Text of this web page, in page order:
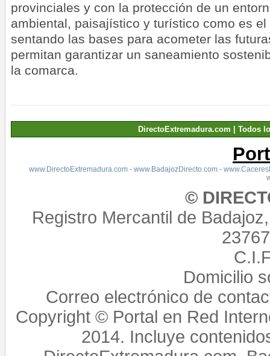
provinciales y con la protección de un
ambiental, paisajístico y turístico como es el
sentando las bases para acometer las
permitan garantizar un saneamiento
la comarca.
DirectoExtremadura.com | Todos
www.DirectoExtremadura.com- www.BadajozDirecto.com-
©
Registro Mercantil de
Domicilio
Correo electrónico de
Copyright © Portal en Red
2014. Incluye